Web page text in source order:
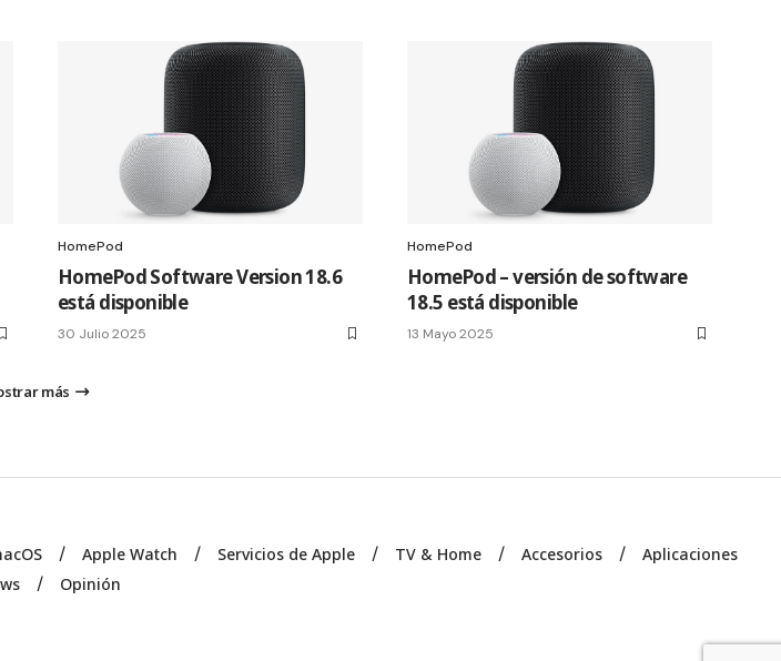
HomePod
HomePod Software Version 18.6
está disponible
30 Julio 2025
HomePod
HomePod – versión de software
18.5 está disponible
13 Mayo 2025
más
Apple Watch Servicios de Apple TV & Home Accesorios
Aplicaciones
Opinión